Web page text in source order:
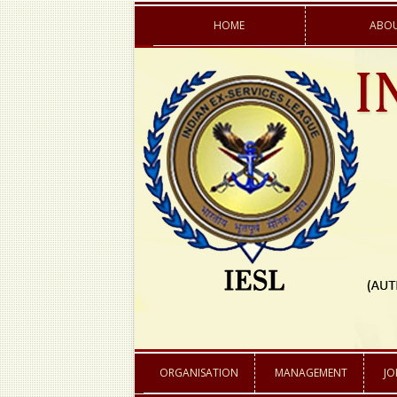
HOME
ACTIVITIES
ACHIEVEMENTS
ORGANISATION MANAGEMENT